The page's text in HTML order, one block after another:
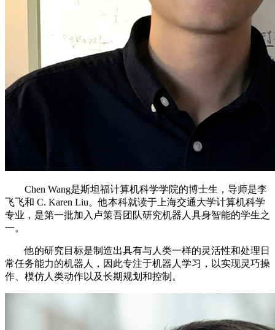
Chen Wang是斯坦福计算机科学学院的博士生，导师是李
飞飞和 C. Karen Liu。他本科就读于上海交通大学计算机科学
专业，是第一批加入卢策吾团队研究机器人具身智能的学生之
一。
他的研究目标是制造出具有与人类一样的灵活性和处理日
常任务能力的机器人，因此专注于机器人学习，以实现灵巧操
作、模仿人类动作以及长期规划和控制。